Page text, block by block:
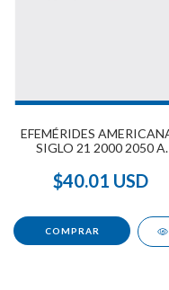
EFEMÉRIDES
SIGLO 21 2000 2050 A
$40.01 USD